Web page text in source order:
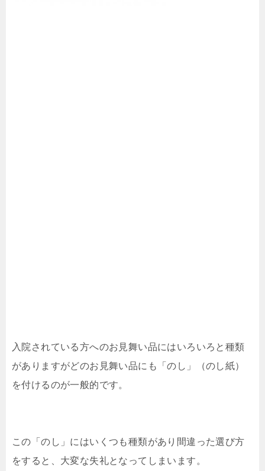
入院されている方へのお見舞い品にはいろいろと種類
がありますがどのお見舞い品にも「のし」（のし紙）
を付けるのが一般的です。
この「のし」にはいくつも種類があり間違った選び方
をすると、大変な失礼となってしまいます。